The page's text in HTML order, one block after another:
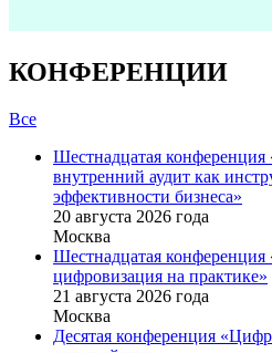
КОНФЕРЕНЦИИ
Все
Шестнадцатая
внутренний аудит как
эффективности бизнеса»
20 августа 2026 года
Москва
Шестнадцатая
цифровизация на практике»
21 августа 2026 года
Москва
Десятая конференция